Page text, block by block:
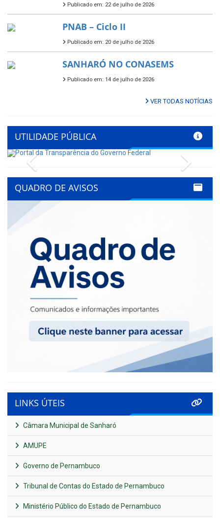
Publicado em: 22 de julho de 2026
PNAB – Ciclo II
Publicado em: 20 de julho de 2026
SANHARÓ NO CONASEMS
Publicado em: 14 de julho de 2026
VER TODAS NOTÍCIAS
UTILIDADE PÚBLICA
Previous
QUADRO DE AVISOS
LINKS ÚTEIS
Câmara Municipal de Sanharó
AMUPE
Governo de Pernambuco
Tribunal de Contas do Estado de Pernambuco
Ministério Público do Estado de Pernambuco